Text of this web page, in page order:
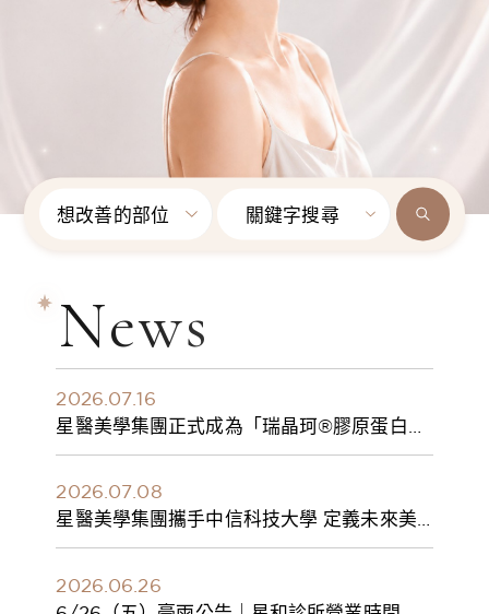
想改善的部位 關鍵字搜尋
News
2026.07.16
星醫美學集團正式成為「瑞晶珂®膠原蛋白植
入劑」台灣獨家總代理
2026.07.08
星醫美學集團攜手中信科技大學 定義未來美
學人才新標準 建構健康美學產學共育模式 串
2026.06.26